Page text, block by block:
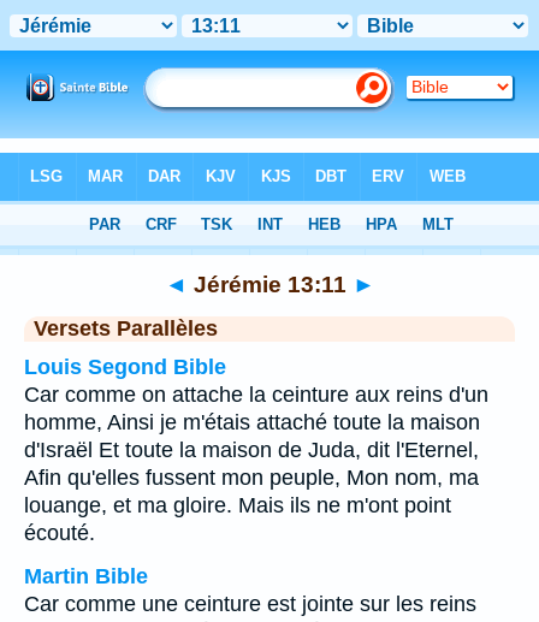
Chapitre 13 > Verset 11
◄ Jérémie 13:11 ►
Versets Parallèles
Louis Segond Bible
Car comme on attache la ceinture aux reins d'un
homme, Ainsi je m'étais attaché toute la maison
d'Israël Et toute la maison de Juda, dit l'Eternel,
Afin qu'elles fussent mon peuple, Mon nom, ma
louange, et ma gloire. Mais ils ne m'ont point
écouté.
Martin Bible
Car comme une ceinture est jointe sur les reins